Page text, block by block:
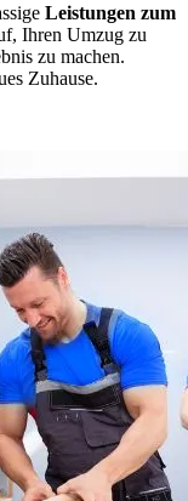
Leistungen zum
Ihren Umzug zu
zu machen.
Zuhause.